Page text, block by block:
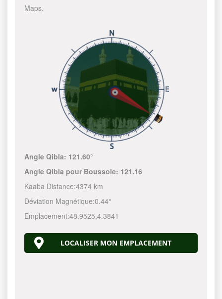
Maps.
Angle Qibla: 121.60°
Angle Qibla pour Boussole: 121.16
Kaaba Distance:4374 km
Déviation Magnétique:0.44°
Emplacement:48.9525,4.3841
LOCALISER MON EMPLACEMENT